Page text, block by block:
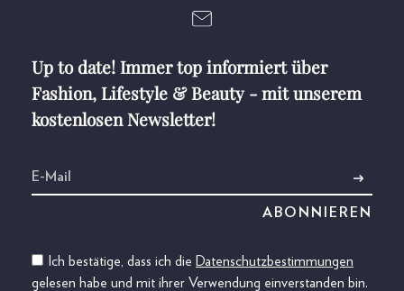
Up to date! Immer top informiert über
Fashion, Lifestyle & Beauty - mit unserem
kostenlosen Newsletter!
Ich bestätige, dass ich die Datenschutzbestimmungen
gelesen habe und mit ihrer Verwendung einverstanden bin.